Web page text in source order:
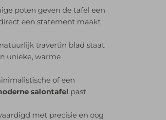
poten geven de tafel een
een statement maakt
travertin blad staat
unieke, warme
of een
salontafel past
met precisie en oog